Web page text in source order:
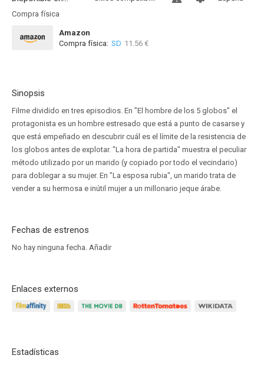
Compra física
Amazon
Compra física: SD 11.56 €
Sinopsis
Filme dividido en tres episodios. En "El hombre de los 5 globos" el
protagonista es un hombre estresado que está a punto de casarse y
que está empeñado en descubrir cuál es el límite de la resistencia de
los globos antes de explotar. "La hora de partida" muestra el peculiar
método utilizado por un marido (y copiado por todo el vecindario)
para doblegar a su mujer. En "La esposa rubia", un marido trata de
vender a su hermosa e inútil mujer a un millonario jeque árabe.
Fechas de estrenos
No hay ninguna fecha. Añadir
Enlaces externos
Estadísticas